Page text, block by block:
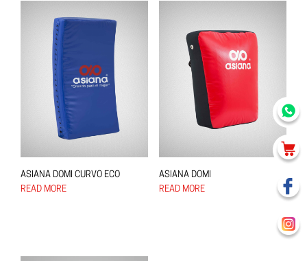
ASIANA DOMI CURVO ECO
READ MORE
ASIANA DOMI
READ MORE